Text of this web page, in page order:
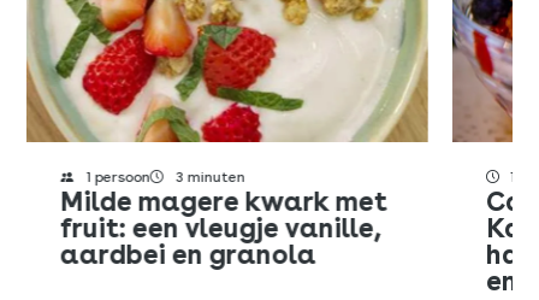
1 persoon 3 minuten
Milde magere kwark met
fruit: een vleugje vanille,
aardbei en granola
15
en
SLUITEN